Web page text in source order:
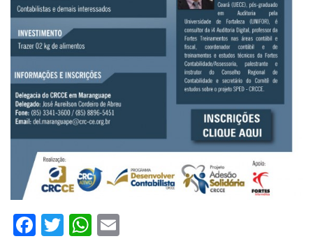
Facebook
TwitterWhatsApp